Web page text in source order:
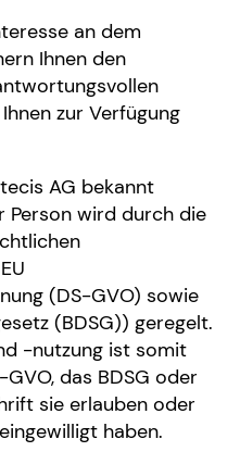
an dem
Ihnen den
zur Verfügung
AG bekannt
Person wird durch die
(DS-GVO) sowie
(BDSG)) geregelt.
-nutzung ist somit
das BDSG oder
sie erlauben oder
haben.